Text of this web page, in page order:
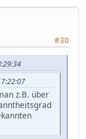
#30
z.B. über